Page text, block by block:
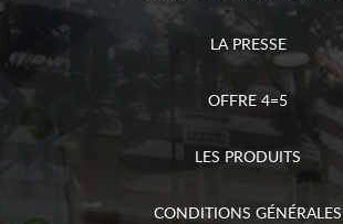
LA PRESSE
OFFRE 4=5
LES PRODUITS
CONDITIONS GÉNÉRALES